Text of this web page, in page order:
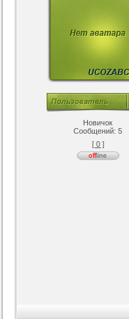
РИП шаблона
ucoz
Категория :
Новичок
Сообщений: 5
[ 0 ]